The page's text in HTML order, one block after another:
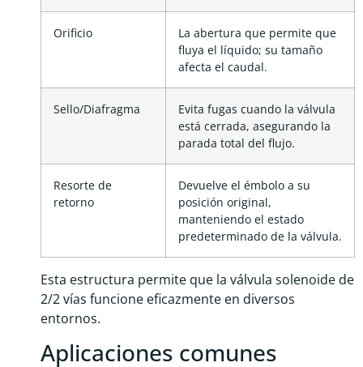
Orificio
La abertura que permite que
fluya el líquido; su tamaño
afecta el caudal.
Sello/Diafragma
Evita fugas cuando la válvula
está cerrada, asegurando la
parada total del flujo.
Resorte de
retorno
Devuelve el émbolo a su
posición original,
manteniendo el estado
predeterminado de la válvula.
Esta estructura permite que la válvula solenoide de
2/2 vías funcione eficazmente en diversos
entornos.
Aplicaciones comunes